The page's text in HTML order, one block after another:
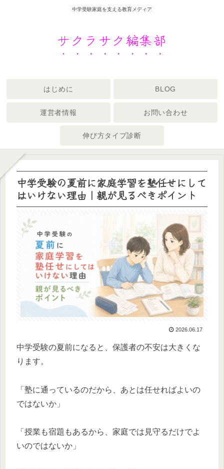
中学受験家庭を支える教育メディア
サクラサク編集部
はじめに BLOG
運営者情報 お問い合わせ
伸び方タイプ診断
中学受験の夏前に家庭学習を塾任せにして
はいけない理由｜親が見るべきポイント
2026.06.17
中学受験の夏前になると、保護者の不安は大きくな
ります。
「塾に通っているのだから、あとは任せればよいの
ではないか」
「授業も宿題もあるから、家庭では見守るだけでよ
いのではないか」